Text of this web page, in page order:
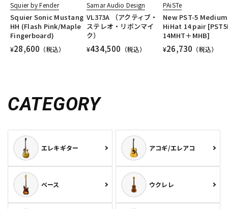
Squier by Fender
Squier Sonic Mustang
HH (Flash Pink/Maple
Fingerboard)
¥28,600 （税込）
Samar Audio Design
VL373A （アクティブ・
ステレオ・リボンマイ
ク）
¥434,500 （税込）
PAiSTe
New PST-5 Medium
HiHat 14 pair
14MHT＋MHB]
¥26,730 （税込）
CATEGORY
エレキギター アコギ/エレアコ
ベース ウクレレ